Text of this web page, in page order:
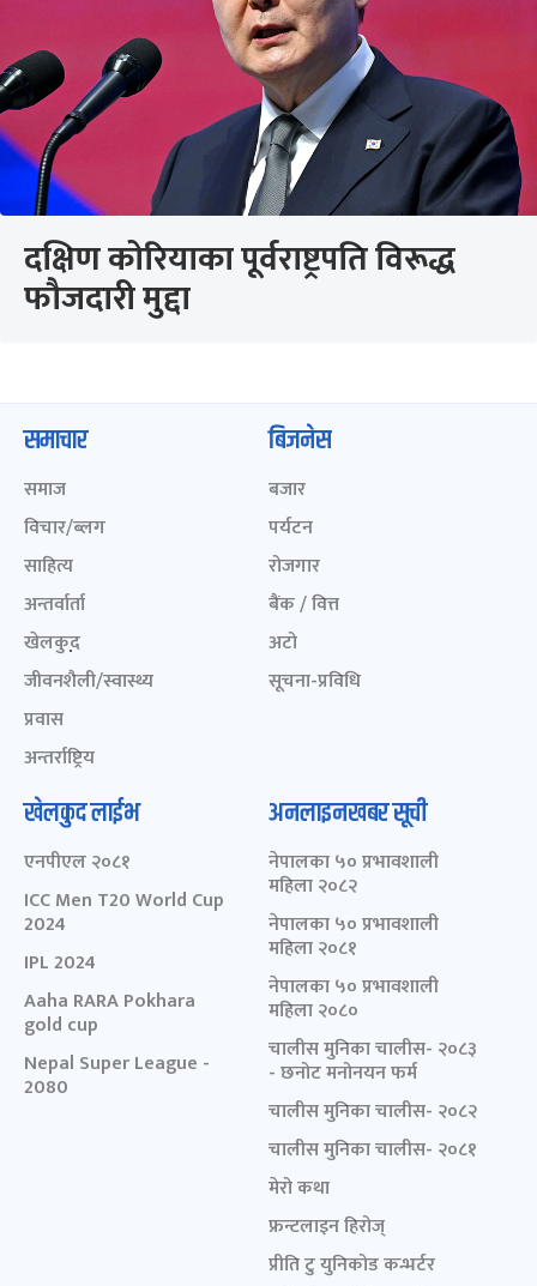
दक्षिण कोरियाका पूर्वराष्ट्रपति विरूद्ध
फौजदारी मुद्दा
समाचार
समाज
विचार/ब्लग
साहित्य
अन्तर्वार्ता
खेलकुद़़
जीवनशैली/स्वास्थ्य
प्रवास
अन्तर्राष्ट्रिय
बिजनेस
बजार
पर्यटन
रोजगार
बैंक / वित्त
अटो
सूचना-प्रविधि
खेलकुद लाईभ
एनपीएल २०८१
ICC Men T20 World Cup
2024
IPL 2024
Aaha RARA Pokhara
gold cup
Nepal Super League -
2080
अनलाइनखबर सूची
नेपालका ५० प्रभावशाली
महिला २०८२
नेपालका ५० प्रभावशाली
महिला २०८१
नेपालका ५० प्रभावशाली
महिला २०८०
चालीस मुनिका चालीस- २०८३
- छनोट मनोनयन फर्म
चालीस मुनिका चालीस- २०८२
चालीस मुनिका चालीस- २०८१
मेरो कथा
फ्रन्टलाइन हिरोज्
प्रीति टु युनिकोड कन्भर्टर